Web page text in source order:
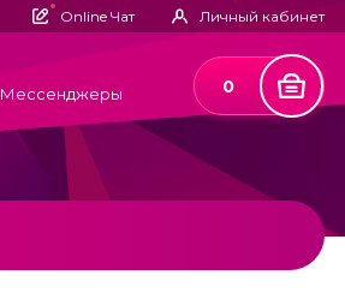
Online Чат Личный кабинет
Мессенджеры 0